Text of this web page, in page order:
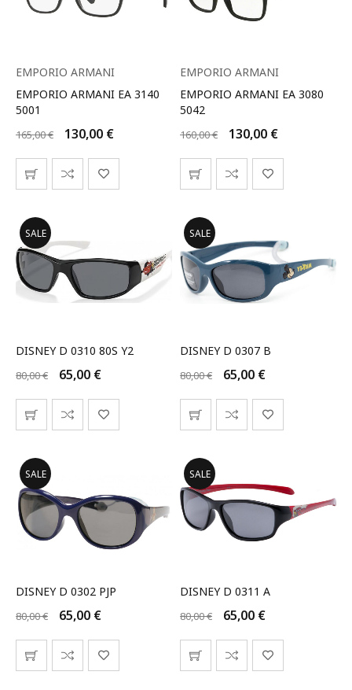
EMPORIO ARMANI
EMPORIO ARMANI EA 3140
5001
165,00€ 130,00 €
EMPORIO ARMANI
EMPORIO ARMANI EA 3080
5042
160,00€ 130,00 €
SALE
DISNEY D 0310 80S Υ2
80,00€ 65,00 €
SALE
DISNEY D 0307 B
80,00€ 65,00 €
SALE
DISNEY D 0302 PJP
80,00€ 65,00 €
SALE
DISNEY D 0311 A
80,00€ 65,00 €